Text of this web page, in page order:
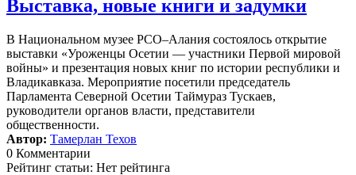
Выставка, новые книги и задумки
В Национальном музее РСО–Алания состоялось открытие
выставки «Уроженцы Осетии — участники Первой мировой
войны» и презентация новых книг по истории республики и
Владикавказа. Мероприятие посетили председатель
Парламента Северной Осетии Таймураз Тускаев,
руководители органов власти, представители
общественности.
Автор: Тамерлан Техов
0 Комментарии
Рейтинг статьи: Нет рейтинга